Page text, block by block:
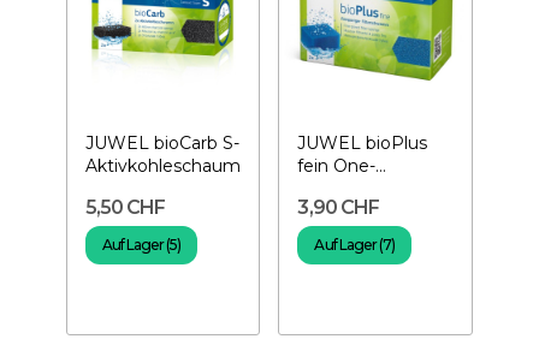
JUWEL bioCarb S-
Aktivkohleschaum
5,50 CHF
Auf Lager (5)
JUWEL bioPlus
fein One-
Schaum
3,90 CHF
Auf Lager (7)